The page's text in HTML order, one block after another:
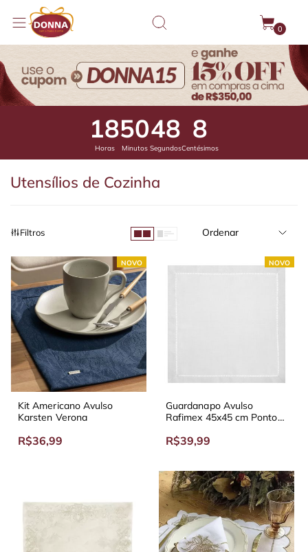
0
18
Horas
50
Minutos
47
Segundos
48
Centésimos
Utensílios de Cozinha
Filtros Ordenar
NOVO
Kit Americano Avulso
Karsten Verona
R$36,99
NOVO
Guardanapo Avulso
Rafimex 45x45 cm Ponto
R$39,99